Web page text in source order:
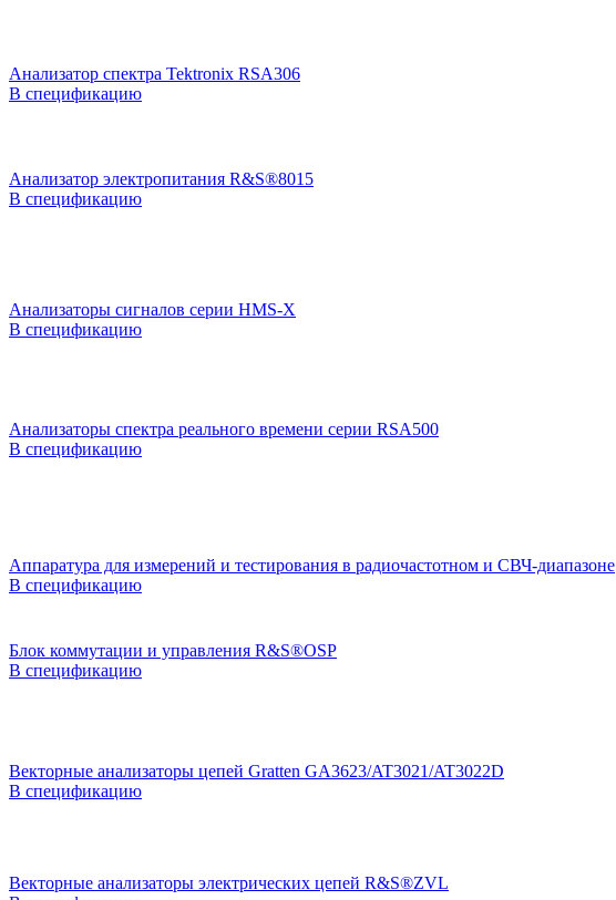
Анализатор спектра Tektronix RSA306
В спецификацию
Анализатор электропитания R&S®8015
В спецификацию
Анализаторы сигналов серии HMS-X
В спецификацию
Анализаторы спектра реального времени серии RSA500
В спецификацию
Аппаратура для измерений и тестирования в радиочастотном и СВЧ-диапазоне
В спецификацию
Блок коммутации и управления R&S®OSP
В спецификацию
Векторные анализаторы цепей Gratten GA3623/AT3021/AT3022D
В спецификацию
Векторные анализаторы электрических цепей R&S®ZVL